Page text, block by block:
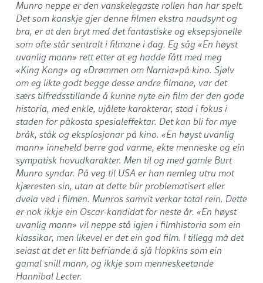
Munro neppe er den vanskelegaste rollen han har spelt.
Det som kanskje gjer denne filmen ekstra naudsynt og
bra, er at den bryt med det fantastiske og eksepsjonelle
som ofte står sentralt i filmane i dag. Eg såg «En høyst
uvanlig mann» rett etter at eg hadde fått med meg
«King Kong» og «Drømmen om Narnia»på kino. Sjølv
om eg likte godt begge desse andre filmane, var det
særs tilfredsstillande å kunne nyte ein film der den gode
historia, med enkle, ujålete karakterar, stod i fokus i
staden for påkosta spesialeffektar. Det kan bli for mye
bråk, ståk og eksplosjonar på kino. «En høyst uvanlig
mann» inneheld berre god varme, ekte menneske og ein
sympatisk hovudkarakter. Men til og med gamle Burt
Munro syndar. På veg til USA er han nemleg utru mot
kjæresten sin, utan at dette blir problematisert eller
dvela ved i filmen. Munros samvit verkar total rein. Dette
er nok ikkje ein Oscar-kandidat for neste år. «En høyst
uvanlig mann» vil neppe stå igjen i filmhistoria som ein
klassikar, men likevel er det ein god film. I tillegg må det
seiast at det er litt befriande å sjå Hopkins som ein
gamal snill mann, og ikkje som menneskeetande
Hannibal Lecter.